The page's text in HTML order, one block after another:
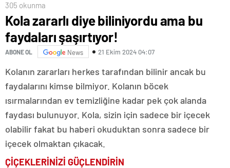
305 okunma
Kola zararlı diye biliniyordu ama bu
faydaları şaşırtıyor!
ABONE OL News 21 Ekim 2024 04:07
Kolanın zararları herkes tarafından bilinir ancak bu
faydalarını kimse bilmiyor. Kolanın böcek
ısırmalarından ev temizliğine kadar pek çok alanda
faydası bulunuyor. Kola, sizin için sadece bir içecek
olabilir fakat bu haberi okuduktan sonra sadece bir
içecek olmaktan çıkacak.
ÇİÇEKLERİNİZİ GÜÇLENDİRİN